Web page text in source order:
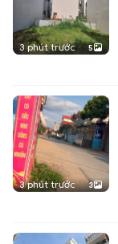
3 phút trước 5
3 phút trước 3